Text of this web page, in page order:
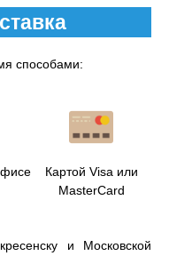
способами:
Картой Visa или
MasterCard
и Московской